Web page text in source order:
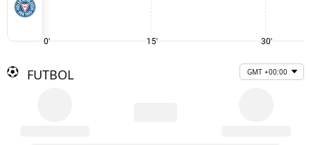
0' 15' 30'
FUTBOL GMT +00:00